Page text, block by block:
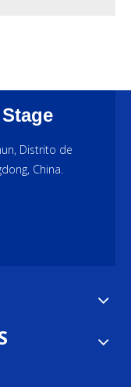
Distrito de
China.